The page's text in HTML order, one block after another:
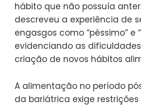
hábito que não possuía
descreveu a experiência de
engasgos como “péssimo” e
evidenciando as
criação de novos hábitos
A alimentação no período
da bariátrica exige